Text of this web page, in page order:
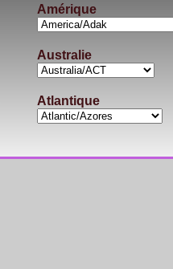
Amérique
Australie
Atlantique